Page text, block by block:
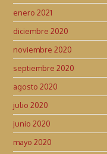
enero 2021
diciembre 2020
noviembre 2020
septiembre 2020
agosto 2020
julio 2020
junio 2020
mayo 2020